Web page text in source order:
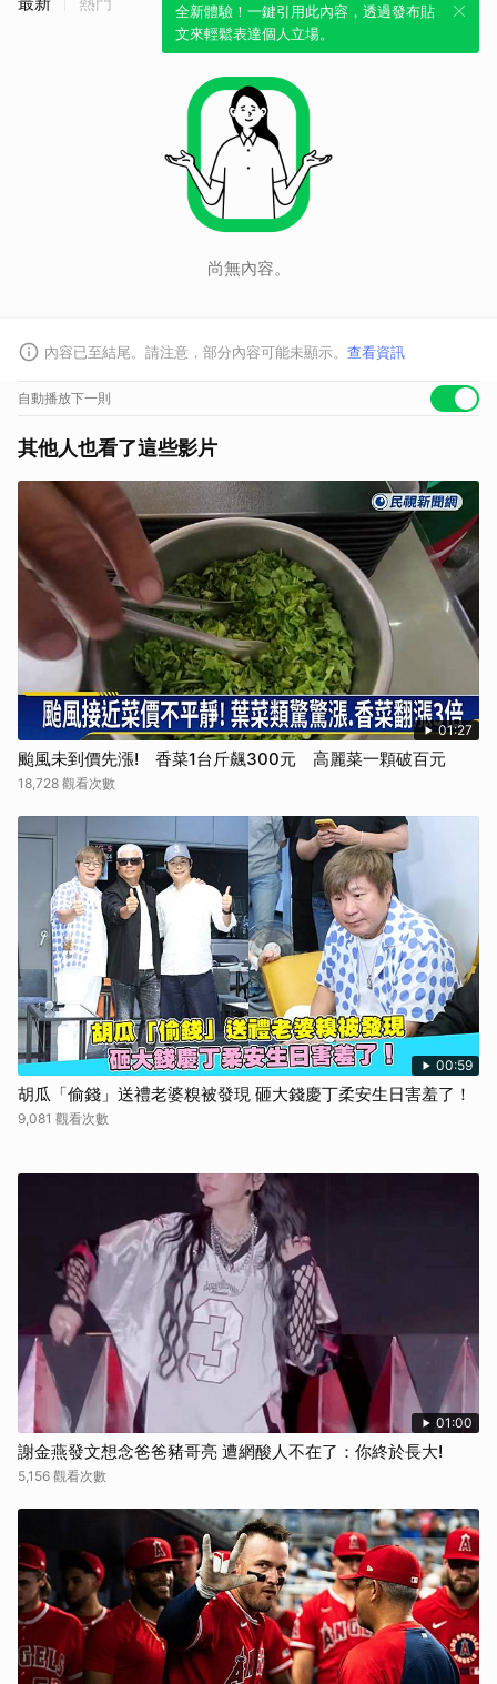
全新體驗！一鍵引用此內容，透過發布貼
文來輕鬆表達個人立場。
尚無內容。
內容已至結尾。請注意，部分內容可能未顯示。 查看資訊
自動播放下一則
其他人也看了這些影片
01:27
颱風未到價先漲! 香菜1台斤飆300元 高麗菜一顆破百元
18,728 觀看次數
00:59
胡瓜「偷錢」送禮老婆糗被發現 砸大錢慶丁柔安生日害羞了！
9,081 觀看次數
01:00
謝金燕發文想念爸爸豬哥亮 遭網酸人不在了：你終於長大!
5,156 觀看次數